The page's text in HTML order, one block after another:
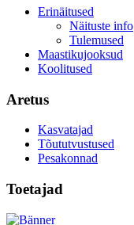
Erinäitused
Näituste info
Tulemused
Maastikujooksud
Koolitused
Aretus
Kasvatajad
Tõututvustused
Pesakonnad
Toetajad